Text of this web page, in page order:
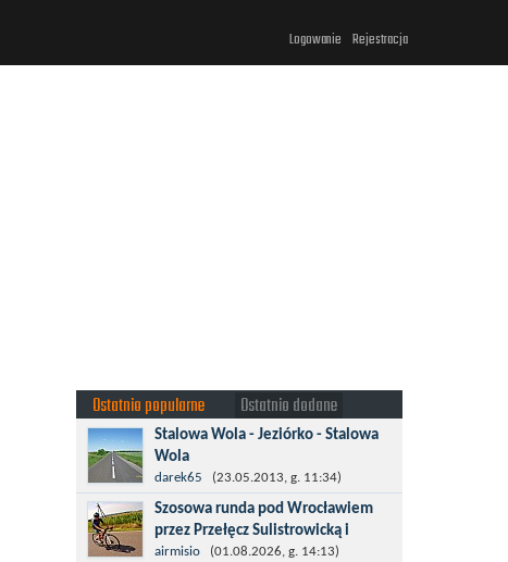
Logowanie Rejestracja
Ostatnio popularne Ostatnio dodane
Stalowa Wola - Jeziórko - Stalowa
Wola
Taki krotki wypad troszeczkę po lesie
więcej po asfalcie , do wsi której już nie
ma , kopalni siarki również nie ma , a ci
co pamiętają okres...
darek65 (23.05.2013, g. 11:34)
Szosowa runda pod Wrocławiem
przez Przełęcz Sulistrowicką i
Mietków
airmisio (01.08.2026, g. 14:13)